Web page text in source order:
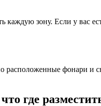
каждую зону. Если у вас
расположенные фонари и
где